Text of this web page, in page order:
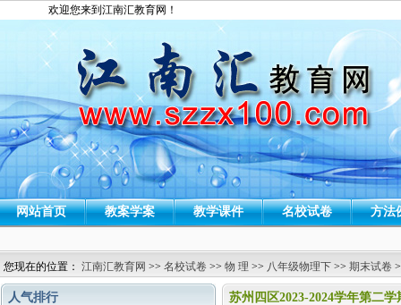
欢迎您来到江南汇教育网！
网站首页 教案学案 教学课件 名校试卷 方法
您现在的位置： 江南汇教育网 >> 名校试卷 >> 物 理 >> 八年级物理下 >> 期末试卷
人气排行 苏州四区2023-2024学年第二